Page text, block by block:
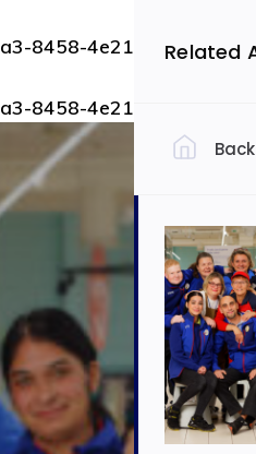
8458-4e21-bbce-
8458-4e21-bbce-
Related
Filtrovať